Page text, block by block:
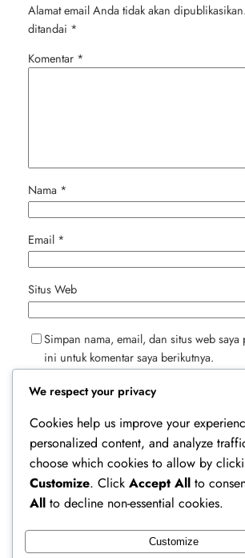
Alamat email Anda tidak akan dipublikasikan.
ditandai *
Komentar *
Nama *
Email *
Situs Web
Simpan nama, email, dan situs web saya
ini untuk komentar saya berikutnya.
We respect your privacy
Cookies help us improve your
personalized content, and analyze
choose which cookies to allow by
Customize. Click Accept All to
All to decline non-essential cookies.
Customize